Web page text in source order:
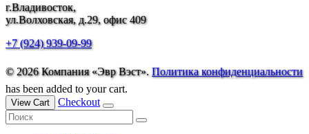
г.Владивосток,
ул.Волховская, д.29, офис 409
+7 (924) 939-09-99
© 2026 Компания «Эвр Вэст». Политика конфиденциальности
has been added to your cart.
View Cart Checkout